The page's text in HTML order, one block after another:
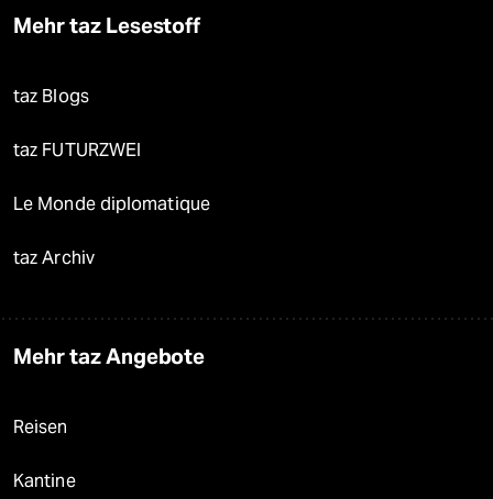
Mehr taz Lesestoff
taz Blogs
taz FUTURZWEI
Le Monde diplomatique
taz Archiv
Mehr taz Angebote
Reisen
Kantine